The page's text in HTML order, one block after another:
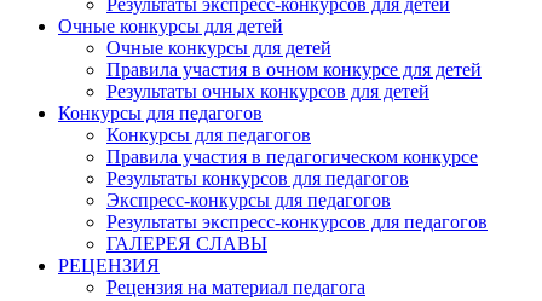
Результаты экспресс-конкурсов для детей
Очные конкурсы для детей
Очные конкурсы для детей
Правила участия в очном конкурсе для детей
Результаты очных конкурсов для детей
Конкурсы для педагогов
Конкурсы для педагогов
Правила участия в педагогическом конкурсе
Результаты конкурсов для педагогов
Экспресс-конкурсы для педагогов
Результаты экспресс-конкурсов для педагогов
ГАЛЕРЕЯ СЛАВЫ
РЕЦЕНЗИЯ
Рецензия на материал педагога